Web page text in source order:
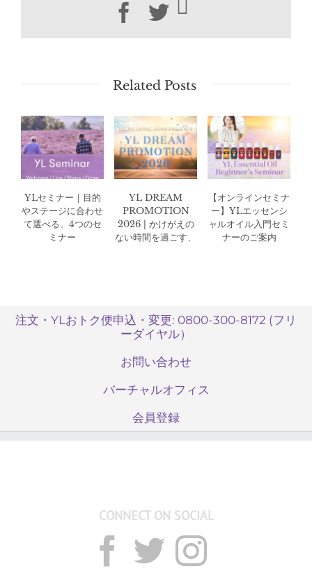
Facebook
Twitter
Related Posts
YLセミナー｜目的
やステージに合わせ
て選べる、4つのセ
ミナー
YL DREAM
PROMOTION
2026 | かけがえの
ない時間を過ごす、
【オンラインセミナ
ー】YLエッセンシ
ャルオイル入門セミ
ナーのご案内
注文・YLおトク便申込・変更: 0800-300-8172 (フリ
ーダイヤル）
お問い合わせ
バーチャルオフィス
会員登録
CONNECT ON SOCIAL